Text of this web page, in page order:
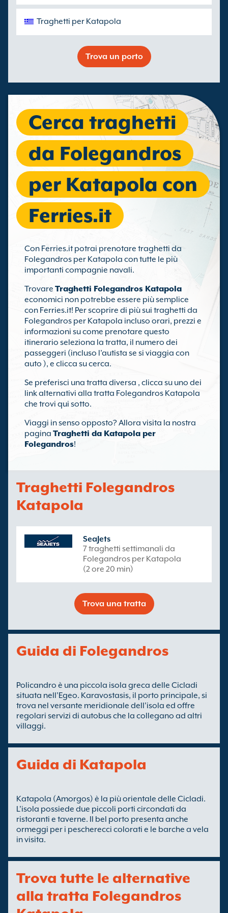
Traghetti per Katapola
Trova un porto
Cerca traghetti
da Folegandros
per Katapola con
Ferries.it
Con Ferries.it potrai prenotare traghetti da
Folegandros per Katapola con tutte le più
importanti compagnie navali.
Trovare Traghetti Folegandros Katapola
economici non potrebbe essere più semplice
con Ferries.it! Per scoprire di più sui traghetti da
Folegandros per Katapola incluso orari, prezzi e
informazioni su come prenotare questo
itinerario seleziona la tratta, il numero dei
passeggeri (incluso l’autista se si viaggia con
auto ), e clicca su cerca.
Se preferisci una tratta diversa , clicca su uno dei
link alternativi alla tratta Folegandros Katapola
che trovi qui sotto.
Viaggi in senso opposto? Allora visita la nostra
pagina Traghetti da Katapola per
Folegandros!
Traghetti Folegandros
Katapola
SeaJets
7 traghetti settimanali da
Folegandros per Katapola
(2 ore 20 min)
Trova una tratta
Guida di Folegandros
Policandro è una piccola isola greca delle Cicladi
situata nell'Egeo. Karavostasis, il porto principale, si
trova nel versante meridionale dell'isola ed offre
regolari servizi di autobus che la collegano ad altri
villaggi.
Guida di Katapola
Katapola (Amorgos) è la più orientale delle Cicladi.
L'isola possiede due piccoli porti circondati da
ristoranti e taverne. Il bel porto presenta anche
ormeggi per i pescherecci colorati e le barche a vela
in visita.
Trova tutte le alternative
alla tratta Folegandros